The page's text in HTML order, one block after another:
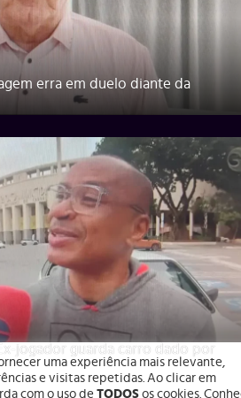
erra em duelo diante da
jogador guarda carro dado por
uma experiência mais relevante,
e visitas repetidas. Ao clicar em
com o uso de TODOSos cookies.